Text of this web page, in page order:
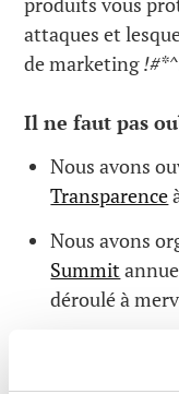
attaques et
de marketing
Il ne faut pas
Nous avons
Transparence
Nous avons
Summit
déroulé à
l’entreprise,